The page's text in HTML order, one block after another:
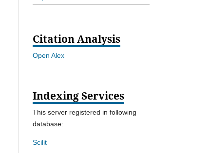
Citation Analysis
Open Alex
Indexing Services
This server registered in following
database:
Scilit